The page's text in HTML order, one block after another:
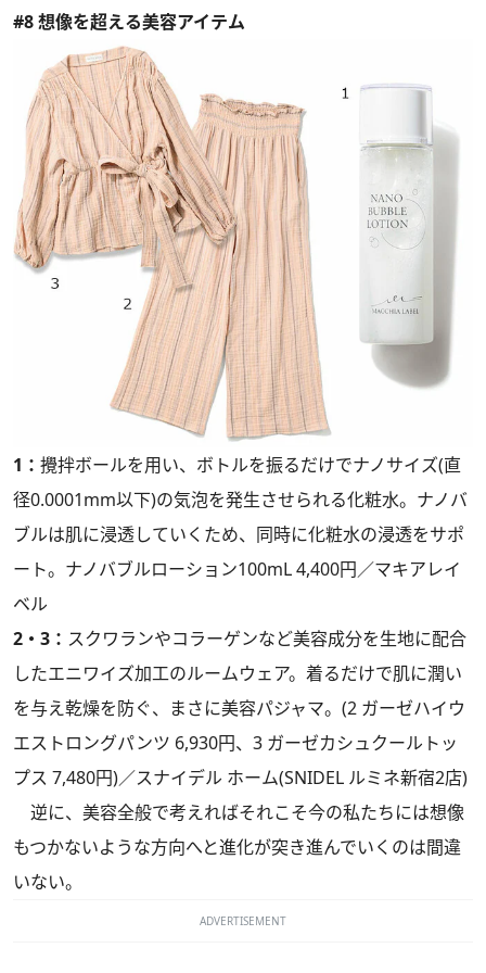
#8 想像を超える美容アイテム
1： 攪拌ボールを用い、ボトルを振るだけでナノサイズ(直
径0.0001mm以下)の気泡を発生させられる化粧水。ナノバ
ブルは肌に浸透していくため、同時に化粧水の浸透をサポ
ート。ナノバブルローション100mL 4,400円／マキアレイ
ベル
2・3： スクワランやコラーゲンなど美容成分を生地に配合
したエニワイズ加工のルームウェア。着るだけで肌に潤い
を与え乾燥を防ぐ、まさに美容パジャマ。(2 ガーゼハイウ
エストロングパンツ 6,930円、3 ガーゼカシュクールトッ
プス 7,480円)／スナイデル ホーム(SNIDEL ルミネ新宿2店)
逆に、美容全般で考えればそれこそ今の私たちには想像
もつかないような方向へと進化が突き進んでいくのは間違
いない。
ADVERTISEMENT